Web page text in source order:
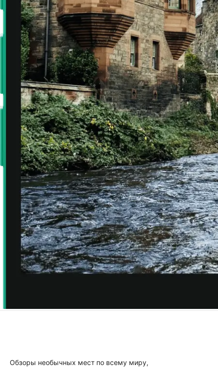
Обзоры необычных мест по всему миру,